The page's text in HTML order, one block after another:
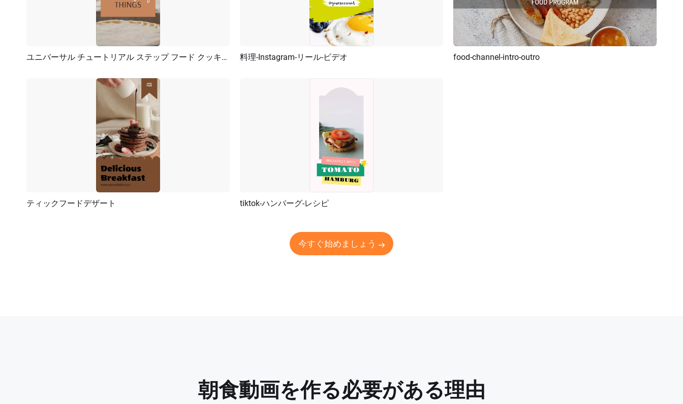
プレビュー AI再生成 ユニバーサル チュートリアル ステップ フード クッキング ソーシャル メディア リール プレビュー
料理-Instagram-リール-ビデオ プレビュー
food-channel-intro-outro
プレビュー
ティックフードデザート プレビュー
tiktok-ハンバーグ-レシピ
今すぐ始めましょう
朝食動画を作る必要がある理由